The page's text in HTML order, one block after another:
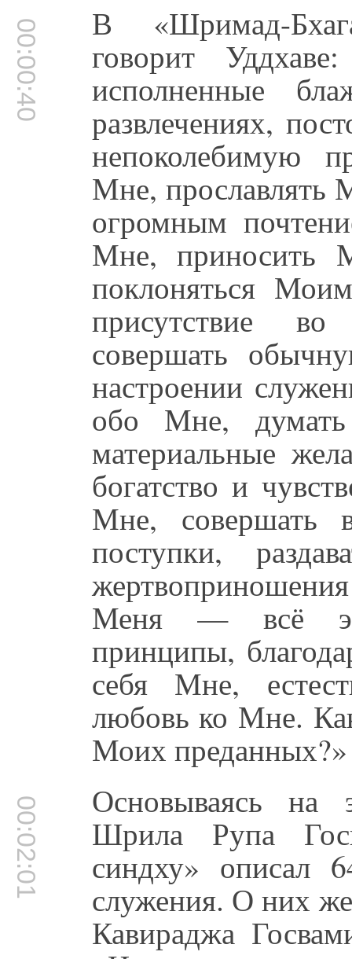
00:00:40 В «Шримад-
говорит
исполненные
развлечениях,
непоколебимую
Мне, прославлять
огромным
Мне, приносить
поклоняться
присутствие
совершать
настроении
обо Мне,
материальные
богатство и
Мне, совершать
поступки,
Меня — всё
принципы,
себя Мне,
любовь ко Мне.
Моих преданных?»
00:02:01 Основываясь на
Шрила Рупа
синдху» описал
служения. О них
Кавираджа